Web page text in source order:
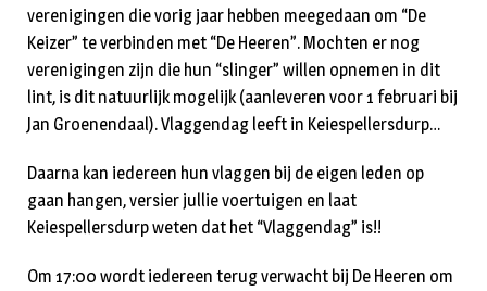
verenigingen die vorig jaar hebben meegedaan om “De
Keizer” te verbinden met “De Heeren”. Mochten er nog
verenigingen zijn die hun “slinger” willen opnemen in dit
lint, is dit natuurlijk mogelijk (aanleveren voor 1 februari bij
Jan Groenendaal). Vlaggendag leeft in Keiespellersdurp…
Daarna kan iedereen hun vlaggen bij de eigen leden op
gaan hangen, versier jullie voertuigen en laat
Keiespellersdurp weten dat het “Vlaggendag” is!!
Om 17:00 wordt iedereen terug verwacht bij De Heeren om